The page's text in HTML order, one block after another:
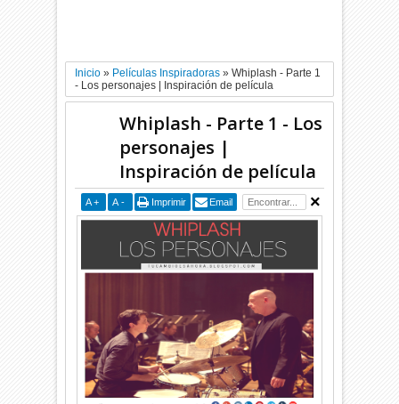
Inicio » Películas Inspiradoras »Whiplash - Parte 1
- Los personajes | Inspiración de película
Whiplash - Parte 1 - Los
personajes |
Inspiración de película
A + A - Imprimir Email